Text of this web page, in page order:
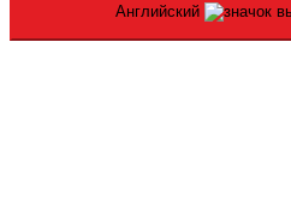
Английский